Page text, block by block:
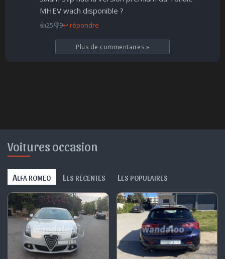
🤩
Parfait
👏
Bravo
😄
Réjoui
🙂
Content
😐 😮 😞
😠 😨
MHEV wach disponible ?
👍25👎9↩ répondre
Plus de commentaires »
Voitures occasion
ALFA ROMEO L ES RÉCENTES L ES POPULAIRES